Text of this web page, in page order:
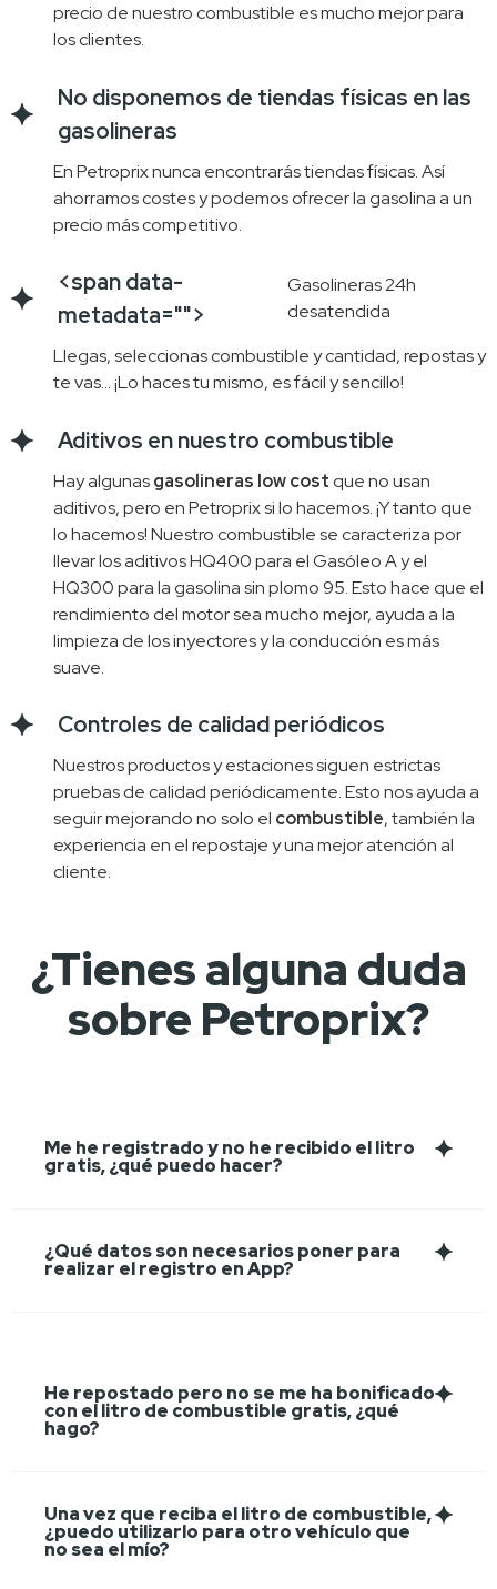
precio de nuestro combustible es mucho mejor para
los clientes.
No disponemos de tiendas físicas en las
gasolineras
En Petroprix nunca encontrarás tiendas físicas. Así
ahorramos costes y podemos ofrecer la gasolina a un
precio más competitivo.
<span data-
metadata="">
Gasolineras 24h
desatendida
Llegas, seleccionas combustible y cantidad, repostas y
te vas… ¡Lo haces tu mismo, es fácil y sencillo!
Aditivos en nuestro combustible
Hay algunasgasolineras low cost que no usan
aditivos, pero en Petroprix si lo hacemos. ¡Y tanto que
lo hacemos! Nuestro combustible se caracteriza por
llevar los aditivos HQ400 para el Gasóleo A y el
HQ300 para la gasolina sin plomo 95. Esto hace que el
rendimiento del motor sea mucho mejor, ayuda a la
limpieza de los inyectores y la conducción es más
suave.
Controles de calidad periódicos
Nuestros productos y estaciones siguen estrictas
pruebas de calidad periódicamente. Esto nos ayuda a
seguir mejorando no solo el combustible, también la
experiencia en el repostaje y una mejor atención al
cliente.
¿Tienes alguna duda
sobre Petroprix?
Me he registrado y no he recibido el litro
gratis, ¿qué puedo hacer?
¿Qué datos son necesarios poner para
realizar el registro en App?
He repostado pero no se me ha bonificado
con el litro de combustible gratis, ¿qué
hago?
Una vez que reciba el litro de combustible,
¿puedo utilizarlo para otro vehículo que
no sea el mío?